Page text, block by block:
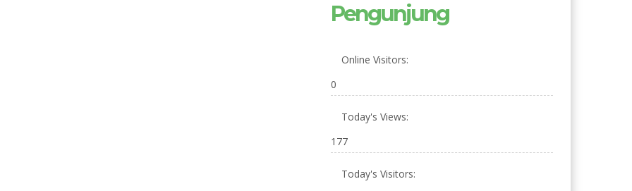
Pengunjung
Online Visitors:
0
Today's Views:
177
Today's Visitors: